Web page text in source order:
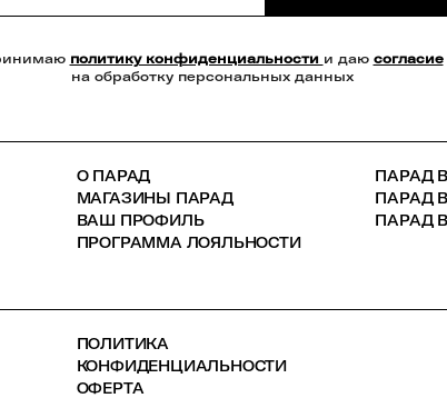
политику конфиденциальности и даю согласие
на обработку персональных данных
О ПАРАД
МАГАЗИНЫ ПАРАД
ВАШ ПРОФИЛЬ
ПРОГРАММА ЛОЯЛЬНОСТИ
ПАРАД
ПАРАД В
ПАРАД В
ПОЛИТИКА
КОНФИДЕНЦИАЛЬНОСТИ
ОФЕРТА